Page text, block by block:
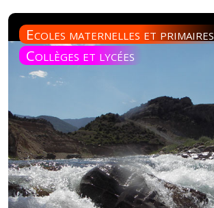
Ecoles maternelles et primaires
Collèges et lycées